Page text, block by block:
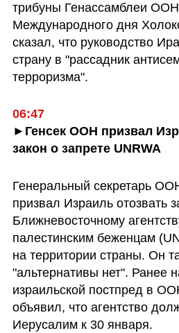
трибуны Генассамблеи
Международного дня
сказал, что руководство
страну в "рассадник
терроризма".
06:47
►Генсек ООН призвал
закон о запрете UNRWA
Генеральный секретарь
призвал Израиль отозвать
Ближневосточному
палестинским беженцам
на территории страны. Он
"альтернативы нет". Ранее
израильской постпред в
объявил, что агентство
Иерусалим к 30 января.